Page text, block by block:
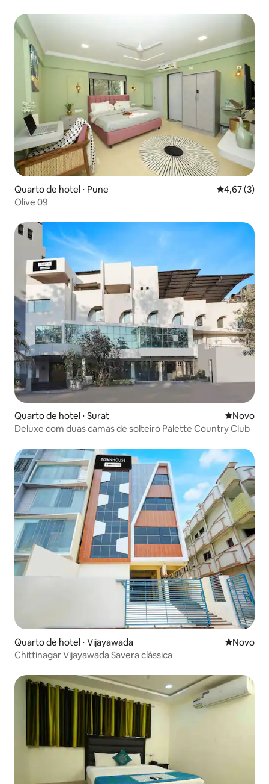
Quarto de hotel ⋅ Pune 4,67 de
4,67 (3)
Olive 09
Quarto de hotel ⋅ Surat Novo
Novo
Deluxe com duas camas de solteiro Palette Country Club
Quarto de hotel ⋅ Vijayawada Novo
Novo
Chittinagar Vijayawada Savera clássica